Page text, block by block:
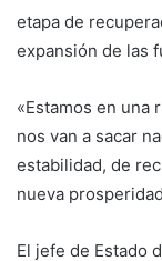
etapa de
expansión de las
«Estamos en una
nos van a sacar
estabilidad, de
nueva
El jefe de Estado